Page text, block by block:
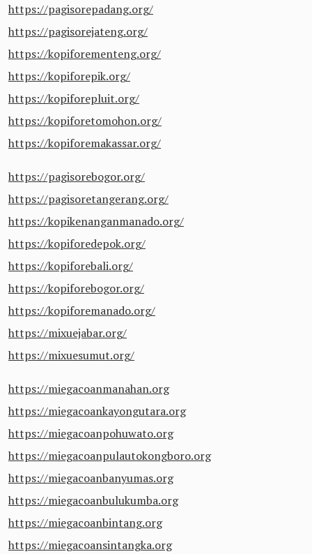
https://pagisorepadang.org/
https://pagisorejateng.org/
https://kopiforementeng.org/
https://kopiforepik.org/
https://kopiforepluit.org/
https://kopiforetomohon.org/
https://kopiforemakassar.org/
https://pagisorebogor.org/
https://pagisoretangerang.org/
https://kopikenanganmanado.org/
https://kopiforedepok.org/
https://kopiforebali.org/
https://kopiforebogor.org/
https://kopiforemanado.org/
https://mixuejabar.org/
https://mixuesumut.org/
https://miegacoanmanahan.org
https://miegacoankayongutara.org
https://miegacoanpohuwato.org
https://miegacoanpulautokongboro.org
https://miegacoanbanyumas.org
https://miegacoanbulukumba.org
https://miegacoanbintang.org
https://miegacoansintangka.org